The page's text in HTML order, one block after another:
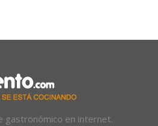
gastronómico en internet.